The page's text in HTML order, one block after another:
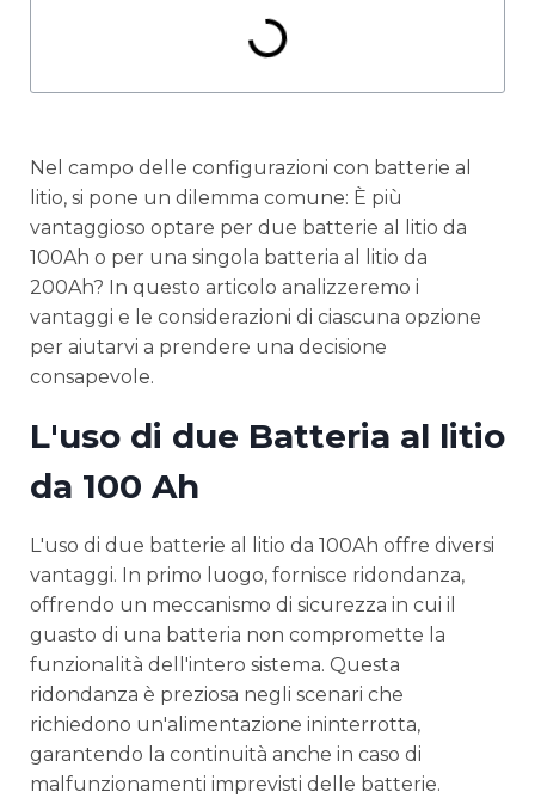
Nel campo delle configurazioni con batterie al
litio, si pone un dilemma comune: È più
vantaggioso optare per due batterie al litio da
100Ah o per una singola batteria al litio da
200Ah? In questo articolo analizzeremo i
vantaggi e le considerazioni di ciascuna opzione
per aiutarvi a prendere una decisione
consapevole.
L'uso di due Batteria al litio
da 100 Ah
L'uso di due batterie al litio da 100Ah offre diversi
vantaggi. In primo luogo, fornisce ridondanza,
offrendo un meccanismo di sicurezza in cui il
guasto di una batteria non compromette la
funzionalità dell'intero sistema. Questa
ridondanza è preziosa negli scenari che
richiedono un'alimentazione ininterrotta,
garantendo la continuità anche in caso di
malfunzionamenti imprevisti delle batterie.